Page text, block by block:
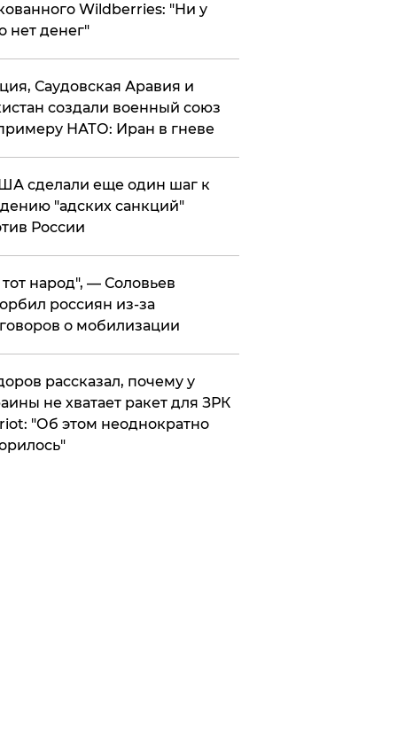
Wildberries: "Ни у
нет денег"
Саудовская Аравия и
создали военный союз
НАТО: Иран в гневе
сделали еще один шаг к
"адских санкций"
России
народ", — Соловьев
россиян из-за
о мобилизации
рассказал, почему у
не хватает ракет для ЗРК
"Об этом неоднократно